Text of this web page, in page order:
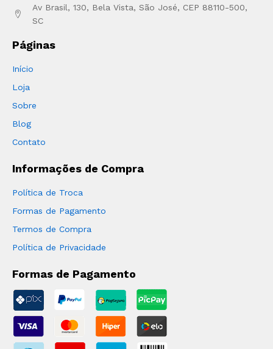
Av Brasil, 130, Bela Vista, São José, CEP 88110-500,
SC
Páginas
Início
Loja
Sobre
Blog
Contato
Informações de Compra
Política de Troca
Formas de Pagamento
Termos de Compra
Política de Privacidade
Formas de Pagamento